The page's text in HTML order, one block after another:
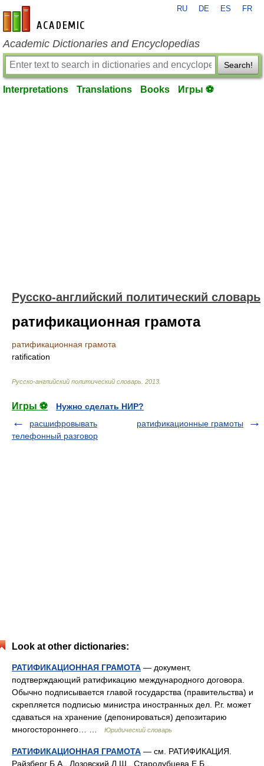
en-academic.com
RU DE ES FR
Academic Dictionaries and Encyclopedias
Search!
Interpretations Translations Books Игры ⚽
Русско-английский политический словарь
ратификационная грамота
ратификационная грамота
ratification
Русско-английский политический словарь 2013
Игры ⚽
Нужно сделать НИР?
расшифровывать
телефонный разговор
ратификационные грамоты
Look at other dictionaries:
РАТИФИКАЦИОННАЯ ГРАМОТА — документ,
подтверждающий ратификацию международного договора.
Обычно подписывается главой государства (правительства) и
скрепляется подписью министра иностранных дел. Р.г. может
сдаваться на хранение (депонироваться) депозитарию
многостороннего… …
Юридический словарь
РАТИФИКАЦИОННАЯ ГРАМОТА — см. РАТИФИКАЦИЯ.
Райзберг Б.А., Лозовский Л.Ш., Стародубцева Е.Б..